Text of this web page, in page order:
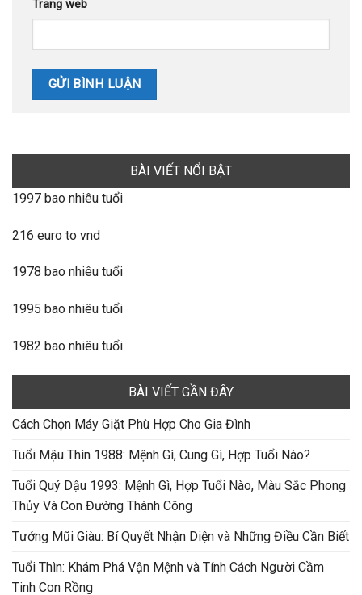
Trang web
BÀI VIẾT NỔI BẬT
1997 bao nhiêu tuổi
216 euro to vnd
1978 bao nhiêu tuổi
1995 bao nhiêu tuổi
1982 bao nhiêu tuổi
BÀI VIẾT GẦN ĐÂY
Cách Chọn Máy Giặt Phù Hợp Cho Gia Đình
Tuổi Mậu Thìn 1988: Mệnh Gì, Cung Gì, Hợp Tuổi Nào?
Tuổi Quý Dậu 1993: Mệnh Gì, Hợp Tuổi Nào, Màu Sắc Phong
Thủy Và Con Đường Thành Công
Tướng Mũi Giàu: Bí Quyết Nhận Diện và Những Điều Cần Biết
Tuổi Thìn: Khám Phá Vận Mệnh và Tính Cách Người Cầm
Tinh Con Rồng